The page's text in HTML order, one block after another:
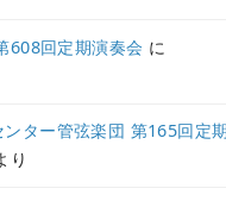
608回定期演奏会 に
ター管弦楽団 第165回定
り